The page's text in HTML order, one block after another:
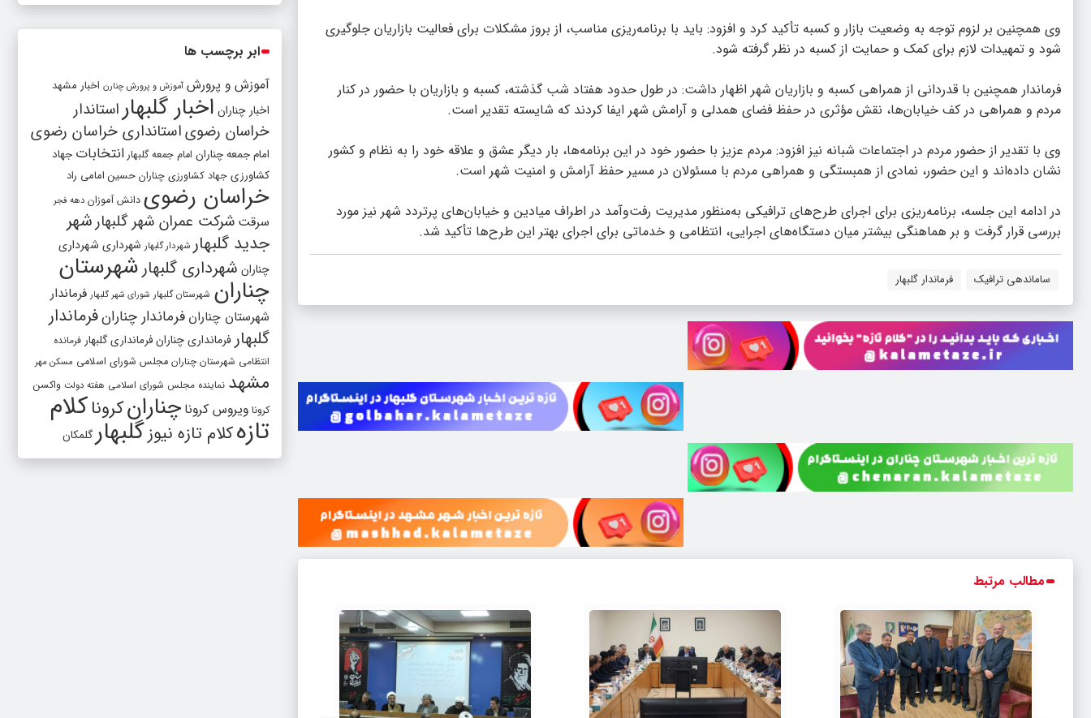
وی همچنین بر لزوم توجه به وضعیت بازار و کسبه تأکید کرد و افزود: باید با برنامه‌ریزی مناسب، از بروز مشکلات برای فعالیت بازاریان جلوگیری
شود و تمهیدات لازم برای کمک و حمایت از کسبه در نظر گرفته شود.
فرماندار همچنین با قدردانی از همراهی کسبه و بازاریان شهر اظهار داشت: در طول حدود هفتاد شب گذشته، کسبه و بازاریان با حضور در کنار
مردم و همراهی در کف خیابان‌ها، نقش مؤثری در حفظ فضای همدلی و آرامش شهر ایفا کردند که شایسته تقدیر است.
وی با تقدیر از حضور مردم در اجتماعات شبانه نیز افزود: مردم عزیز با حضور خود در این برنامه‌ها، بار دیگر عشق و علاقه خود را به نظام و کشور
نشان داده‌اند و این حضور، نمادی از همبستگی و همراهی مردم با مسئولان در مسیر حفظ آرامش و امنیت شهر است.
در ادامه این جلسه، برنامه‌ریزی برای اجرای طرح‌های ترافیکی به‌منظور مدیریت رفت‌وآمد در اطراف میادین و خیابان‌های پرتردد شهر نیز مورد
بررسی قرار گرفت و بر هماهنگی بیشتر میان دستگاه‌های اجرایی، انتظامی و خدماتی برای اجرای بهتر این طرح‌ها تأکید شد.
ساماندهی ترافیک فرماندار گلبهار
مطالب مرتبط
ابر برچسب ها
آموزش و پرورش آموزش و پرورش چنارن اخبار مشهد
اخبار چناران اخبار گلبهار استاندار
خراسان رضویاستانداری خراسان رضوی
امام جمعه چناران امام جمعه گلبهار انتخابات جهاد
کشاورزی جهاد کشاورزی چناران حسین امامی راد
خراسان رضوی دانش آموزان دهه فجر
سرقت شرکت عمران شهر گلبهارشهر
جدید گلبهار شهردار گلبهار شهرداری شهرداری
چناران شهرداری گلبهار شهرستان
چناران شهرستان گلبهار شورای شهر گلبهار فرماندار
شهرستان چناران فرماندار چنارانفرماندار
گلبهار فرمانداری چنارانفرمانداری گلبهار فرمانده
انتظامی شهرستان چناران مجلس شورای اسلامی مسکن مهر
مشهد نماینده مجلس شورای اسلامی هفته دولت واکسن
کرونا ویروس کرونا چنارانکروناکلام
تازهکلام تازه نیوزگلبهارگلمکان